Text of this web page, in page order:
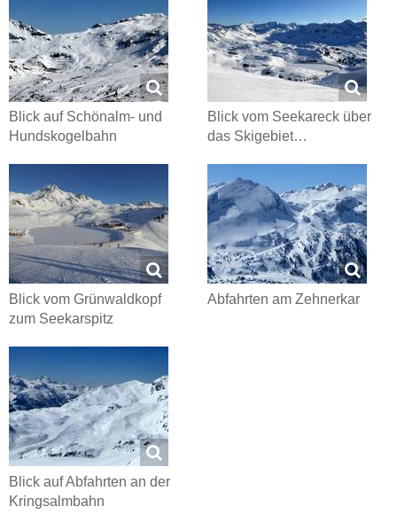
Blick auf Schönalm- und
Hundskogelbahn
Blick vom Seekareck über
das Skigebiet…
Blick vom Grünwaldkopf
zum Seekarspitz
Abfahrten am Zehnerkar
Blick auf Abfahrten an der
Kringsalmbahn